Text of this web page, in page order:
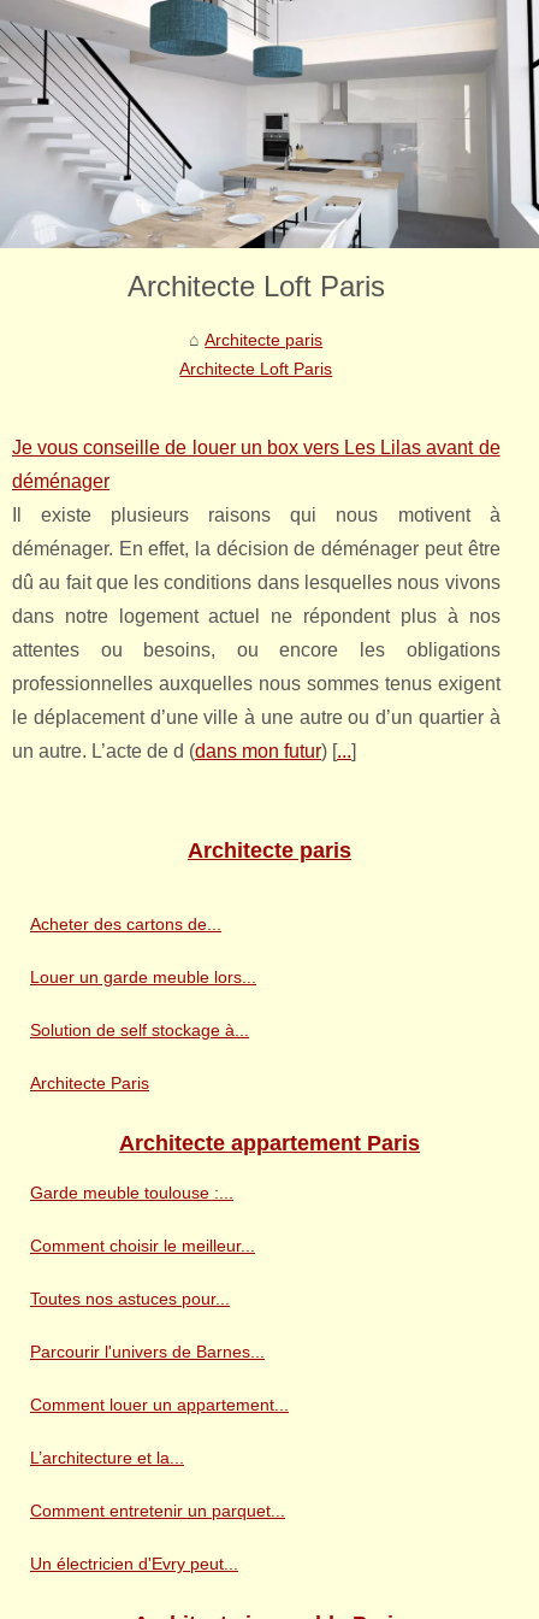
Architecte Loft Paris
Architecte paris
Architecte Loft Paris
Je vous conseille de louer un box vers Les Lilas avant de
déménager
Il existe plusieurs raisons qui nous motivent à
déménager. En effet, la décision de déménager peut être
dû au fait que les conditions dans lesquelles nous vivons
dans notre logement actuel ne répondent plus à nos
attentes ou besoins, ou encore les obligations
professionnelles auxquelles nous sommes tenus exigent
le déplacement d’une ville à une autre ou d’un quartier à
un autre. L’acte de d (dans mon futur) [...]
Architecte paris
Acheter des cartons de...
Louer un garde meuble lors...
Solution de self stockage à...
Architecte Paris
Architecte appartement Paris
Garde meuble toulouse :...
Comment choisir le meilleur...
Toutes nos astuces pour...
Parcourir l'univers de Barnes...
Comment louer un appartement...
L’architecture et la...
Comment entretenir un parquet...
Un électricien d'Evry peut...